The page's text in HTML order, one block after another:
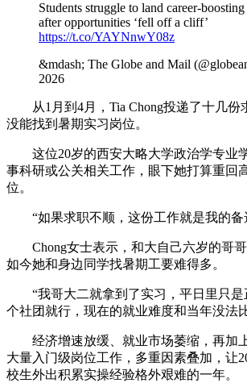
Students struggle to land career-
after opportunities ‘fell off a cliff’
https://t.co/YAYNnwY08z
&mdash; The Globe and Mail
2026
从1月到4月，Tia Chong投递了十几份
没能找到暑期实习岗位。
这位20岁的西安大略大学政治学专业
事科研或公关相关工作，眼下她打算重回
位。
“如果求职不顺，这份工作就是我的备
Chong女士表示，和大自己六岁的哥哥
如今她和身边同学找暑期工要难得多。
“我哥大二就拿到了实习，平日里只是
个社团就行，现在的就业难度和当年没法
经济增速放缓、就业市场萎缩，再加
大量入门级岗位工作，多重因素叠加，让
校生外出积累实操经验格外艰难的一年。